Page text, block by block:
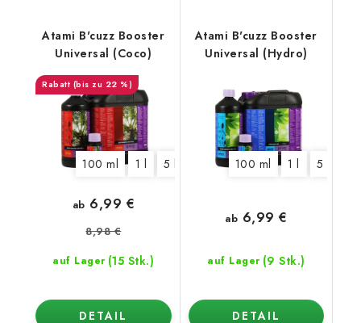
Atami B'cuzz Booster
Universal (Coco)
(bis zu 22 %)
100 ml 1 l 5 l
auf Lager (15 Stk.)
ab 6,99 €
8,98 €
DETAIL
Atami B'cuzz Booster
Universal (Hydro)
100 ml 1 l 5 l
auf Lager (9 Stk.)
ab 6,99 €
DETAIL